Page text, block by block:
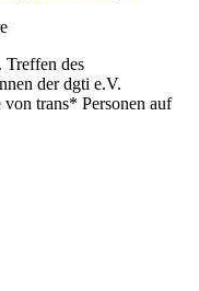
Treffen des
der dgti e.V.
von trans* Personen auf